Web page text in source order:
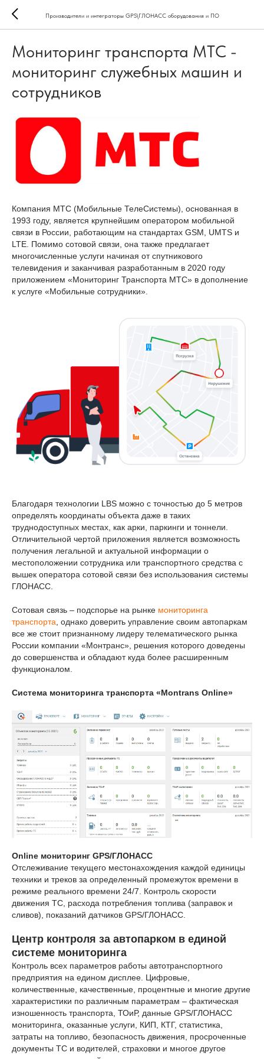
Производители и интеграторы GPS\ГЛОНАСС оборудования и ПО
Мониторинг транспорта МТС -
мониторинг служебных машин и
сотрудников
Компания МТС (Мобильные ТелеСистемы), основанная в
1993 году, является крупнейшим оператором мобильной
связи в России, работающим на стандартах GSM, UMTS и
LTE. Помимо сотовой связи, она также предлагает
многочисленные услуги начиная от спутникового
телевидения и заканчивая разработанным в 2020 году
приложением «Мониторинг Транспорта МТС» в дополнение
к услуге «Мобильные сотрудники».
Благодаря технологии LBS можно с точностью до 5 метров
определять координаты объекта даже в таких
труднодоступных местах, как арки, паркинги и тоннели.
Отличительной чертой приложения является возможность
получения легальной и актуальной информации о
местоположении сотрудника или транспортного средства с
вышек оператора сотовой связи без использования системы
ГЛОНАСС.
Сотовая связь – подспорье на рынке мониторинга
транспорта , однако доверить управление своим автопаркам
все же стоит признанному лидеру телематического рынка
России компании «Монтранс», решения которого доведены
до совершенства и обладают куда более расширенным
функционалом.
Система мониторинга транспорта «Montrans Online»
Online мониторинг GPS/ГЛОНАСС
Отслеживание текущего местонахождения каждой единицы
техники и треков за определенный промежуток времени в
режиме реального времени 24/7. Контроль скорости
движения ТС, расхода потребления топлива (заправок и
сливов), показаний датчиков GPS/ГЛОНАСС.
Центр контроля за автопарком в единой
системе мониторинга
Контроль всех параметров работы автотранспортного
предприятия на едином дисплее. Цифровые,
количественные, качественные, процентные и многие другие
характеристики по различным параметрам – фактическая
изношенность транспорта, ТОиР, данные GPS/ГЛОНАСС
мониторинга, оказанные услуги, КИП, КТГ, статистика,
затраты на топливо, безопасность движения, просроченные
документы ТС и водителей, страховки и многое другое